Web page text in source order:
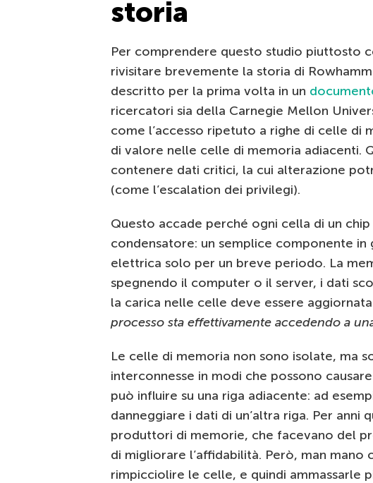
storia
Per comprendere questo studio piuttosto
rivisitare brevemente la storia di
descritto per la prima volta in un
ricercatori sia della Carnegie Mellon
come l’accesso ripetuto a righe di celle di
di valore nelle celle di memoria adiacenti.
contenere dati critici, la cui alterazione
(come l’escalation dei privilegi).
Questo accade perché ogni cella di un
condensatore: un semplice componente in
elettrica solo per un breve periodo. La
spegnendo il computer o il server, i dati
la carica nelle celle deve essere
processo sta effettivamente accedendo a
Le celle di memoria non sono isolate, ma
interconnesse in modi che possono
può influire su una riga adiacente: ad
danneggiare i dati di un’altra riga. Per
produttori di memorie, che facevano del
di migliorare l’affidabilità. Però, man mano
rimpicciolire le celle, e quindi ammassarle